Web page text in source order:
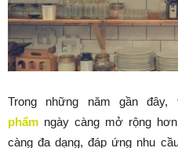
Trong những năm gần đây,
phẩm ngày càng mở rộng
càng đa dạng, đáp ứng nhu